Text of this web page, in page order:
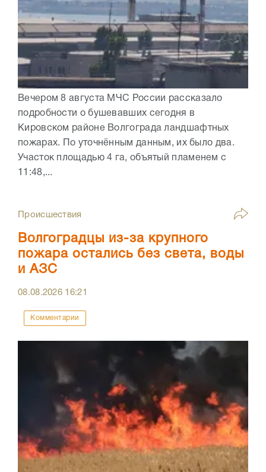
Вечером 8 августа МЧС России рассказало
подробности о бушевавших сегодня в
Кировском районе Волгограда ландшафтных
пожарах. По уточнённым данным, их было два.
Участок площадью 4 га, объятый пламенем с
11:48,...
Происшествия
Волгоградцы из-за крупного
пожара остались без света, воды
и АЗС
08.08.2026 16:21
Комментарии